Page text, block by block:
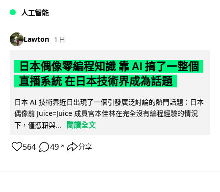
人工智能
Lawton 1 日
日本偶像零編程知識 靠 AI 搞了一整個
直播系統 在日本技術界成為話題
日本 AI 技術界近日出現了一個引發廣泛討論的熱門話題：日本
偶像前 Juice=Juice 成員宮本佳林在完全沒有編程經驗的情況
下，僅憑藉與...
閱讀全文
564 49 ↗ 分享